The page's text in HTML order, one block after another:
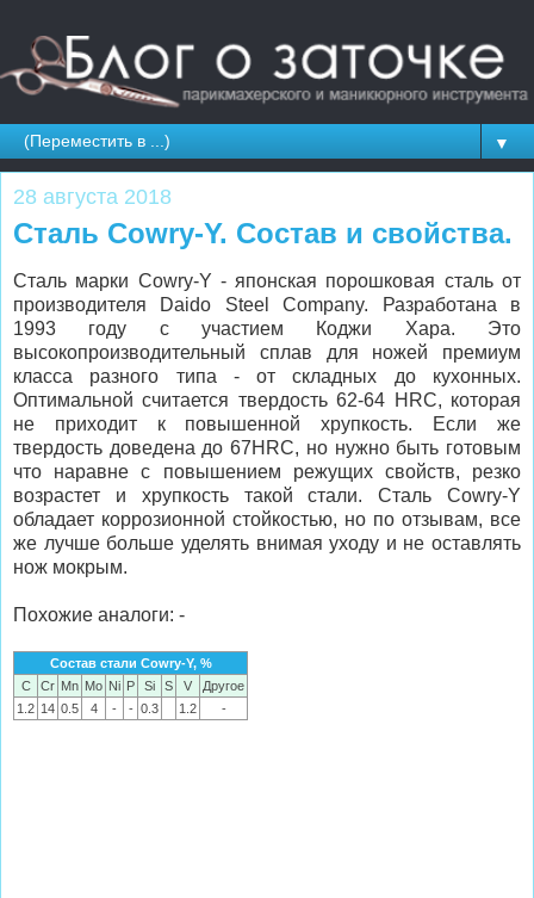
▼
28 августа 2018
Сталь Cowry-Y. Состав и свойства.
Сталь марки Cowry-Y - японская порошковая сталь от
производителя Daido Steel Company. Разработана в
1993 году с участием Коджи Хара. Это
высокопроизводительный сплав для ножей премиум
класса разного типа - от складных до кухонных.
Оптимальной считается твердость 62-64 HRC, которая
не приходит к повышенной хрупкость. Если же
твердость доведена до 67HRC, но нужно быть готовым
что наравне с повышением режущих свойств, резко
возрастет и хрупкость такой стали. Сталь Cowry-Y
обладает коррозионной стойкостью, но по отзывам, все
же лучше больше уделять внимая уходу и не оставлять
нож мокрым.
Похожие аналоги: -
Состав стали Cowry-Y, %
C
Cr Mn Mo Ni P Si S V
Другое
1.2 14 0.5 4 - - 0.3 1.2 -